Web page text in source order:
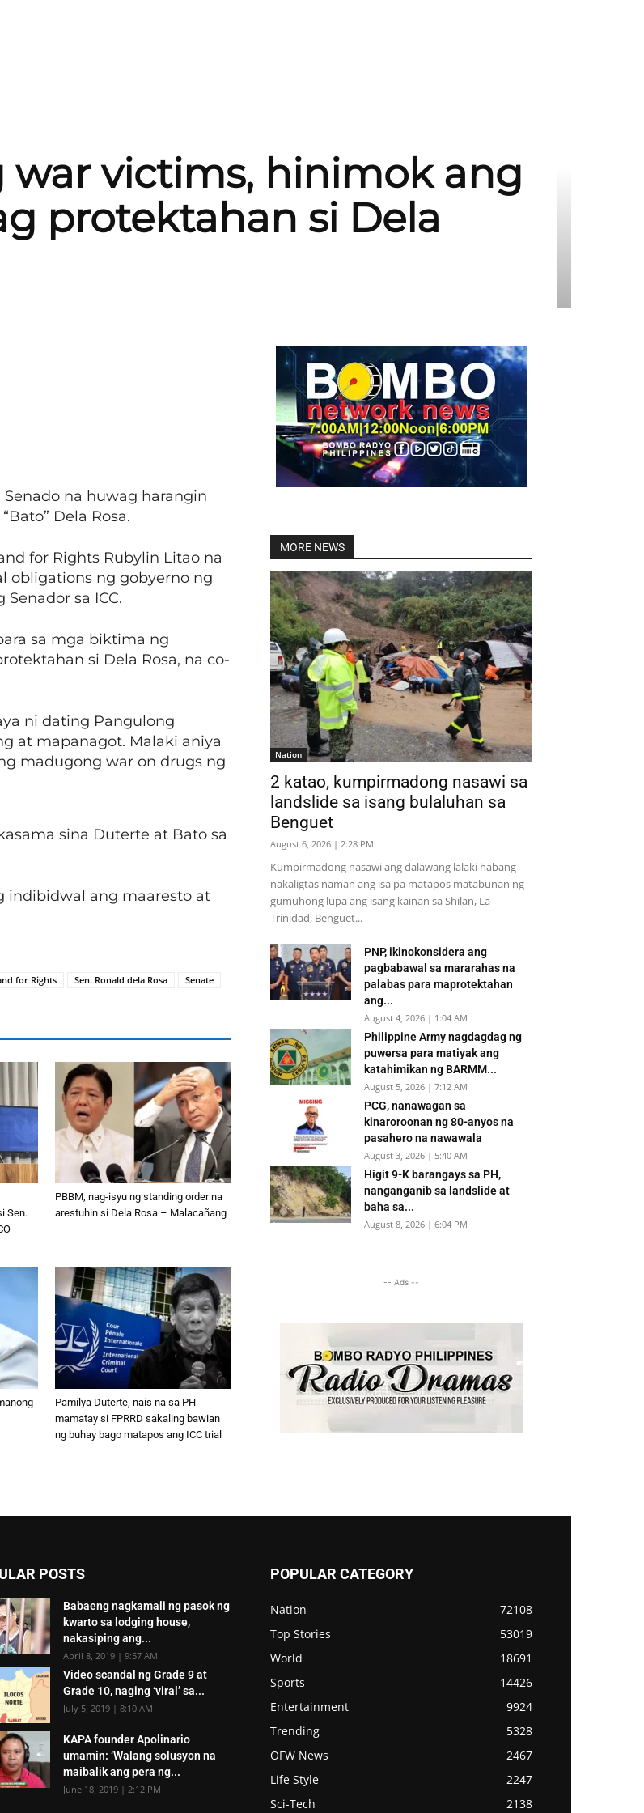
war victims, hinimok ang
protektahan si Dela
Linkedin
na huwag harangin
Dela Rosa.
for Rights Rubylin Litao na
obligations ng gobyerno ng
sa ICC.
sa mga biktima ng
si Dela Rosa, na co-
ni dating Pangulong
at mapanagot. Malaki aniya
madugong war on drugs ng
sina Duterte at Bato sa
indibidwal ang maaresto at
for Rights Sen. Ronald dela Rosa Senate
Sen.
PBBM, nag-isyu ng standing order na
arestuhin si Dela Rosa – Malacañang
Pamilya Duterte, nais na sa PH
mamatay si FPRRD sakaling bawian
ng buhay bago matapos ang ICC trial
MORE NEWS
Nation
2 katao, kumpirmadong nasawi sa
landslide sa isang bulaluhan sa
Benguet
August 6, 2026 | 2:28 PM
Kumpirmadong nasawi ang dalawang lalaki habang
nakaligtas naman ang isa pa matapos matabunan ng
gumuhong lupa ang isang kainan sa Shilan, La
Trinidad, Benguet...
PNP, ikinokonsidera ang
pagbabawal sa mararahas na
palabas para maprotektahan
ang...
August 4, 2026 | 1:04 AM
Philippine Army nagdagdag ng
puwersa para matiyak ang
katahimikan ng BARMM...
August 5, 2026 | 7:12 AM
PCG, nanawagan sa
kinaroroonan ng 80-anyos na
pasahero na nawawala
August 3, 2026 | 5:40 AM
Higit 9-K barangays sa PH,
nanganganib sa landslide at
baha sa...
August 8, 2026 | 6:04 PM
-- Ads --
POSTS
Babaeng nagkamali ng pasok ng
kwarto sa lodging house,
nakasiping ang...
April 8, 2019 | 9:57 AM
Video scandal ng Grade 9 at
Grade 10, naging ‘viral’ sa...
July 5, 2019 | 8:10 AM
KAPA founder Apolinario
umamin: ‘Walang solusyon na
maibalik ang pera ng...
June 18, 2019 | 2:12 PM
POPULAR CATEGORY
Nation
72108
Top Stories
53019
World
18691
Sports
14426
Entertainment
9924
Trending
5328
OFW News
2467
Life Style
2247
Sci-Tech
2138